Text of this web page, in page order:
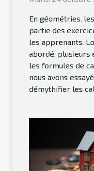
En géométries,
partie des
les apprenants.
abordé, plusieurs
les formules de
nous avons
démythifier les